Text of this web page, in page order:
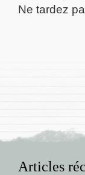
Ne tardez
Articles